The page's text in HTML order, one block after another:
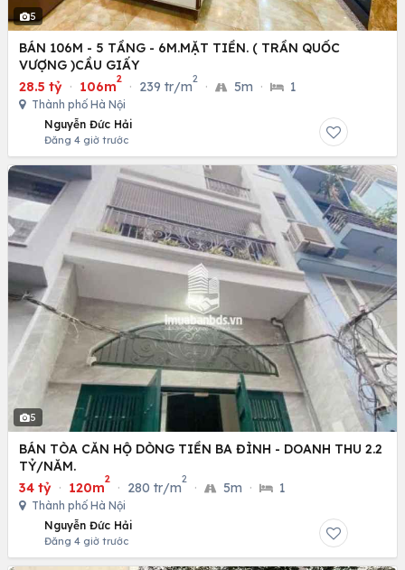
5
BÁN 106M - 5 TẦNG - 6M.MẶT TIỀN. ( TRẦN QUỐC
VƯỢNG )CẦU GIẤY
28.5 tỷ · 106m
2
· 239 tr/m
2
· 5m · 1
Thành phố Hà Nội
Nguyễn Đức Hải
Đăng 4 giờ trước
5
BÁN TÒA CĂN HỘ DÒNG TIỀN BA ĐÌNH - DOANH THU 2.2
TỶ/NĂM.
34 tỷ · 120m
2
· 280 tr/m
2
· 5m · 1
Thành phố Hà Nội
Nguyễn Đức Hải
Đăng 4 giờ trước